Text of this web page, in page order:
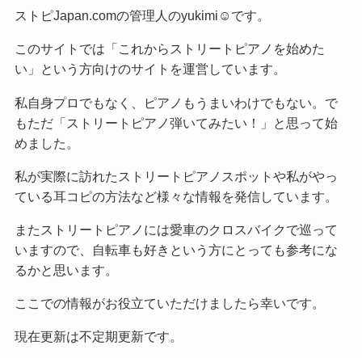
ストピJapan.comの管理人のyukimi☺です。
このサイトでは「これからストリートピアノを始めた
い」という方向けのサイトを運営しています。
私自身プロでもなく、ピアノもうまいわけでもない。で
もただ「ストリートピアノ弾いてみたい！」と思って始
めました。
私が実際に訪れたストリートピアノスポットや私がやっ
ている耳コピの方法など様々な情報を発信しています。
またストリートピアノには愛車のクロスバイクで巡って
いますので、自転車も好きという方にとっても参考にな
るかと思います。
ここでの情報がお役立ていただけましたら幸いです。
現在更新は不定期更新です。